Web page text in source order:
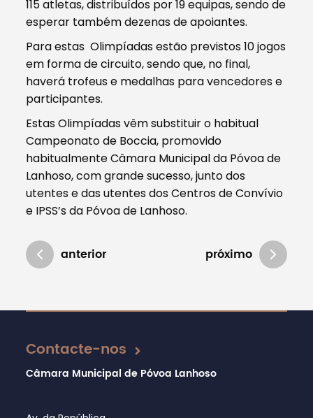
115 atletas, distribuídos por 19 equipas, sendo de
esperar também dezenas de apoiantes.
Para estas Olimpíadas estão previstos 10 jogos
em forma de circuito, sendo que, no final,
haverá trofeus e medalhas para vencedores e
participantes.
Estas Olimpíadas vêm substituir o habitual
Campeonato de Boccia, promovido
habitualmente Câmara Municipal da Póvoa de
Lanhoso, com grande sucesso, junto dos
utentes e das utentes dos Centros de Convívio
e IPSS’s da Póvoa de Lanhoso.
anterior próximo
Atualizado em 10/12/2019
Contacte-nos
Câmara Municipal de Póvoa Lanhoso